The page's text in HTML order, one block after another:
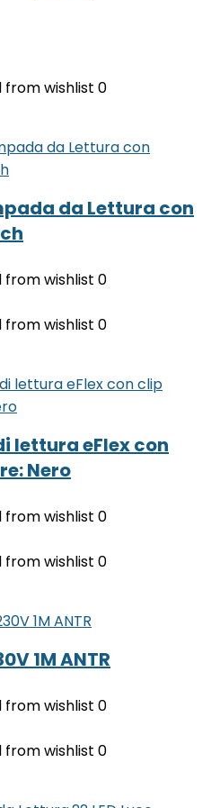
from wishlist 0
da Lettura con
from wishlist 0
from wishlist 0
lettura eFlex con
Nero
from wishlist 0
from wishlist 0
1M ANTR
from wishlist 0
from wishlist 0